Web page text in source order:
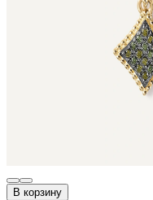
В корзину